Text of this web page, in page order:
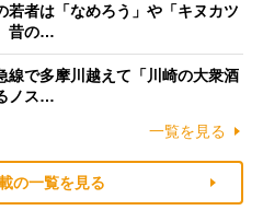
若者は「なめろう」や「キヌカツ
昔の…
線で多摩川越えて「川崎の大衆酒
ノス…
一覧を見る
の一覧を見る